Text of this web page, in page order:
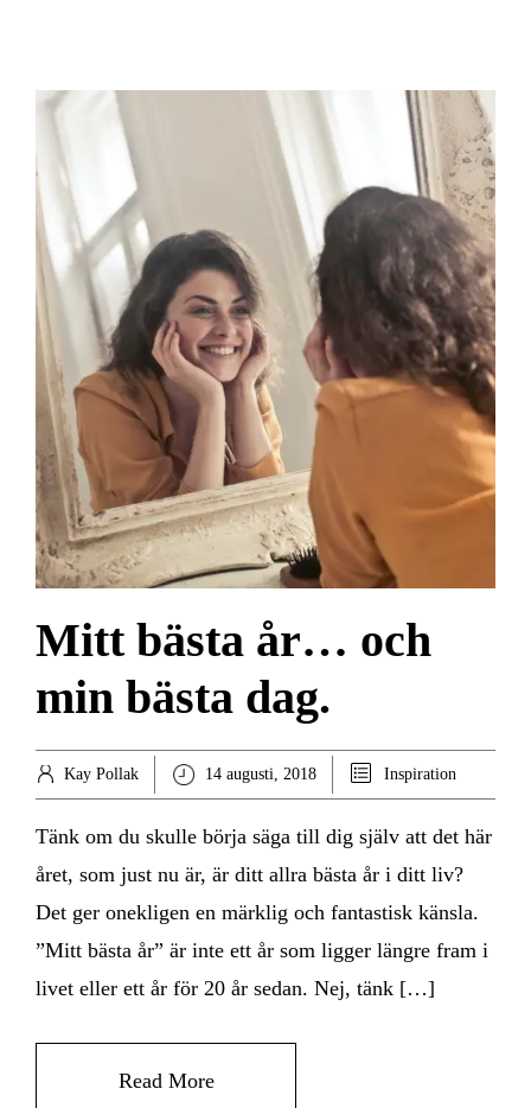
Mitt bästa år… och
min bästa dag.
Kay Pollak 14 augusti, 2018 Inspiration
Tänk om du skulle börja säga till dig själv att det här
året, som just nu är, är ditt allra bästa år i ditt liv?
Det ger onekligen en märklig och fantastisk känsla.
”Mitt bästa år” är inte ett år som ligger längre fram i
livet eller ett år för 20 år sedan. Nej, tänk […]
Read More